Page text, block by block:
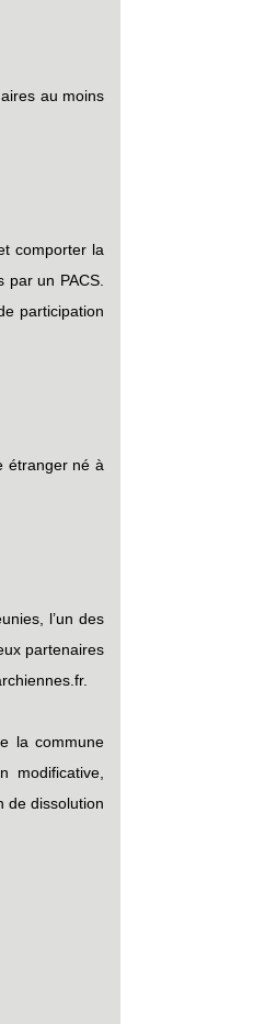
au moins
comporter la
un PACS.
participation
étranger né à
l’un des
partenaires
la commune
modificative,
de dissolution